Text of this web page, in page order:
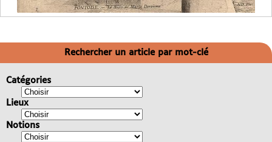
Rechercher un article par mot-clé
Catégories
Lieux
Notions